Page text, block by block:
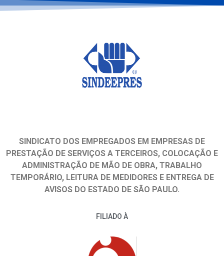
SINDICATO DOS EMPREGADOS EM EMPRESAS DE
PRESTAÇÃO DE SERVIÇOS A TERCEIROS, COLOCAÇÃO E
ADMINISTRAÇÃO DE MÃO DE OBRA, TRABALHO
TEMPORÁRIO, LEITURA DE MEDIDORES E ENTREGA DE
AVISOS DO ESTADO DE SÃO PAULO.
FILIADO À